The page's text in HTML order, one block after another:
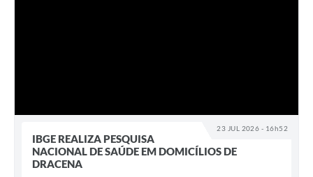
23 JUL 2026 - 16h52
IBGE REALIZA PESQUISA
NACIONAL DE SAÚDE EM DOMICÍLIOS DE
DRACENA